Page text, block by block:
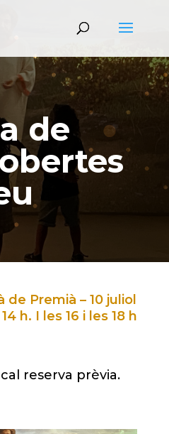
de
de Premià – 10 juliol
h. I les 16 i les 18 h
reserva prèvia.